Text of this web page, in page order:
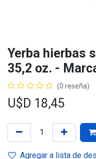
Yerba hierbas
35,2 oz. -
(0 reseña)
U$D 18,45
Agregar a lista de